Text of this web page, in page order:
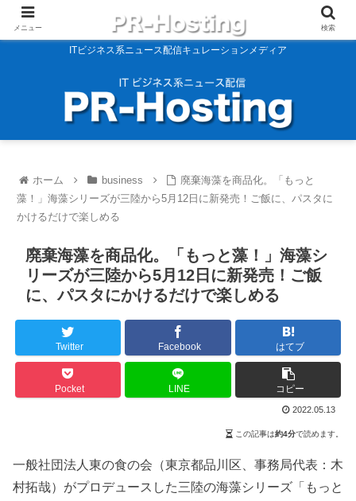
ITビジネス系ニュース配信キュレーションメディア
ホーム business
廃棄海藻を商品化。「もっと
藻！」海藻シリーズが三陸から5月12日に新発売！ご飯に、パスタに
かけるだけで楽しめる
廃棄海藻を商品化。「もっと藻！」海藻シ
リーズが三陸から5月12日に新発売！ご飯
に、パスタにかけるだけで楽しめる
Twitter Facebook はてブ
Pocket LINE コピー
2022.05.13
この記事は約4分で読めます。
一般社団法人東の食の会（東京都品川区、事務局代表：木
村拓哉）がプロデュースした三陸の海藻シリーズ「もっと
メニュー 検索